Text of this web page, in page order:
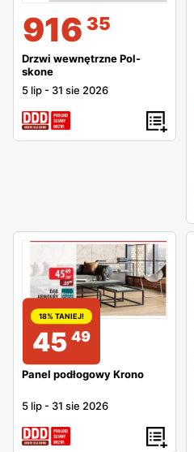
916 35
Drzwi wewnętrzne Pol-
skone
5 lip - 31 sie 2026
18% TANIEJ!
45 49
Panel podłogowy Krono
5 lip - 31 sie 2026